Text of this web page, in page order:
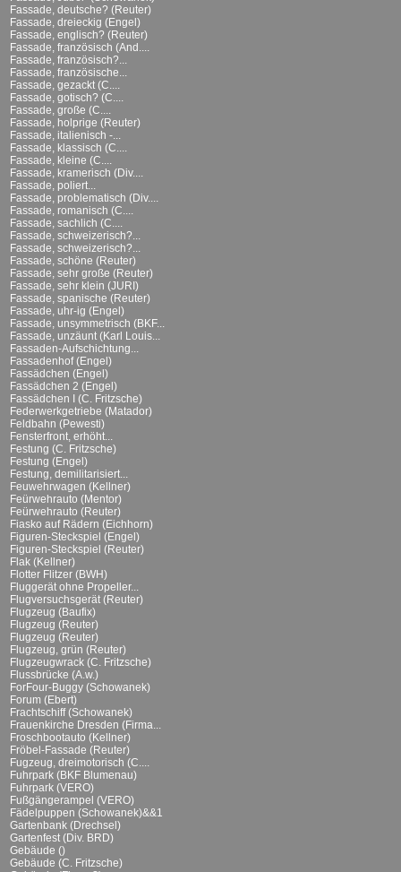
Fassade, deutsche? (Reuter)
Fassade, dreieckig (Engel)
Fassade, englisch? (Reuter)
Fassade, französisch (And....
Fassade, französisch?...
Fassade, französische...
Fassade, gezackt (C....
Fassade, gotisch? (C....
Fassade, große (C....
Fassade, holprige (Reuter)
Fassade, italienisch -...
Fassade, klassisch (C....
Fassade, kleine (C....
Fassade, kramerisch (Div....
Fassade, poliert...
Fassade, problematisch (Div....
Fassade, romanisch (C....
Fassade, sachlich (C....
Fassade, schweizerisch?...
Fassade, schweizerisch?...
Fassade, schöne (Reuter)
Fassade, sehr große (Reuter)
Fassade, sehr klein (JURI)
Fassade, spanische (Reuter)
Fassade, uhr-ig (Engel)
Fassade, unsymmetrisch (BKF...
Fassade, unzäunt (Karl Louis...
Fassaden-Aufschichtung...
Fassadenhof (Engel)
Fassädchen (Engel)
Fassädchen 2 (Engel)
Fassädchen I (C. Fritzsche)
Federwerkgetriebe (Matador)
Feldbahn (Pewesti)
Fensterfront, erhöht...
Festung (C. Fritzsche)
Festung (Engel)
Festung, demilitarisiert...
Feuwehrwagen (Kellner)
Feürwehrauto (Mentor)
Feürwehrauto (Reuter)
Fiasko auf Rädern (Eichhorn)
Figuren-Steckspiel (Engel)
Figuren-Steckspiel (Reuter)
Flak (Kellner)
Flotter Flitzer (BWH)
Fluggerät ohne Propeller...
Flugversuchsgerät (Reuter)
Flugzeug (Baufix)
Flugzeug (Reuter)
Flugzeug (Reuter)
Flugzeug, grün (Reuter)
Flugzeugwrack (C. Fritzsche)
Flussbrücke (A.w.)
ForFour-Buggy (Schowanek)
Forum (Ebert)
Frachtschiff (Schowanek)
Frauenkirche Dresden (Firma...
Froschbootauto (Kellner)
Fröbel-Fassade (Reuter)
Fugzeug, dreimotorisch (C....
Fuhrpark (BKF Blumenau)
Fuhrpark (VERO)
Fußgängerampel (VERO)
Fädelpuppen (Schowanek)&&1
Gartenbank (Drechsel)
Gartenfest (Div. BRD)
Gebäude ()
Gebäude (C. Fritzsche)